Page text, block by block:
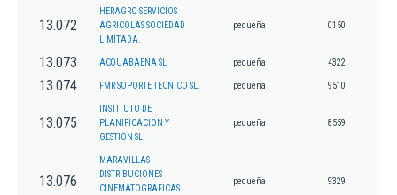
13.072
HERAGRO SERVICIOS
AGRICOLAS SOCIEDAD
LIMITADA.
pequeña 0150
13.073 ACQUABAENA SL pequeña 4322
13.074 FMR SOPORTE TECNICO SL. pequeña 9510
13.075
INSTITUTO DE
PLANIFICACION Y
GESTION SL
pequeña 8559
13.076
MARAVILLAS
DISTRIBUCIONES
CINEMATOGRAFICAS
pequeña 9329